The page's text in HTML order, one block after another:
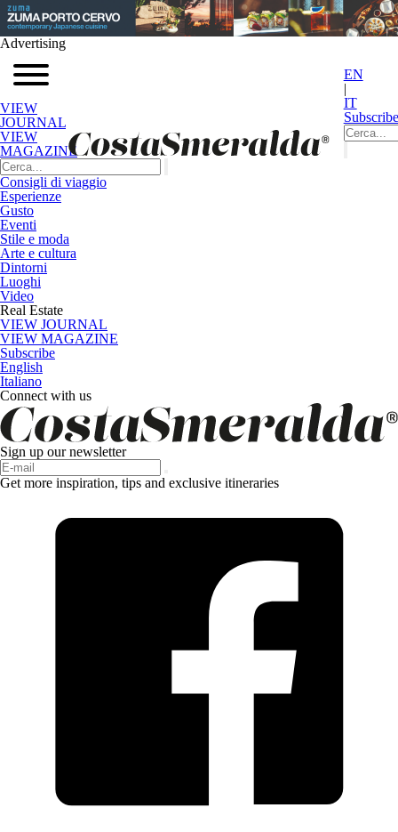
Advertising
VIEW
JOURNAL
VIEW
MAGAZINE
EN
|
IT
Subscribe
Consigli di viaggio
Esperienze
Gusto
Eventi
Stile e moda
Arte e cultura
Dintorni
Luoghi
Video
Real Estate
VIEW JOURNAL
VIEW MAGAZINE
Subscribe
English
Italiano
Connect with us
Sign up our newsletter
Get more inspiration, tips and exclusive itineraries